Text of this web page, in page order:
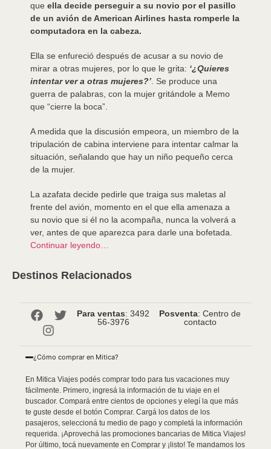
que ella decide perseguir a su novio por el pasillo
de un avión de American Airlines hasta romperle la
computadora en la cabeza.
Ella se enfureció después de acusar a su novio de
mirar a otras mujeres, por lo que le grita: ‘¿Quieres
intentar ver a otras mujeres?’ . Se produce una
guerra de palabras, con la mujer gritándole a Memo
que “cierre la boca”.
A medida que la discusión empeora, un miembro de la
tripulación de cabina interviene para intentar calmar la
situación, señalando que hay un niño pequeño cerca
de la mujer.
La azafata decide pedirle que traiga sus maletas al
frente del avión, momento en el que ella amenaza a
su novio que si él no la acompaña, nunca la volverá a
ver, antes de que aparezca para darle una bofetada.
Continuar leyendo…
Destinos Relacionados
Para ventas: 3492
56-3976
Posventa: Centro de
contacto
¿Cómo comprar en Mitica?
En Mitica Viajes podés comprar todo para tus vacaciones muy
fácilmente. Primero, ingresá la información de tu viaje en el
buscador. Compará entre cientos de opciones y elegí la que más
te guste desde el botón Comprar. Cargá los datos de los
pasajeros, seleccioná tu medio de pago y completá la información
requerida. ¡Aprovechá las promociones bancarias de Mitica Viajes!
Por último, tocá nuevamente en Comprar y ¡listo! Te mandamos los